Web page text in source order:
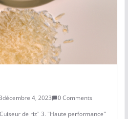
décembre 4, 2023
0 Comments
de riz" 3. "Haute performance"